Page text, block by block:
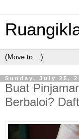
Sunday, July 25,
Buat
Berbaloi?